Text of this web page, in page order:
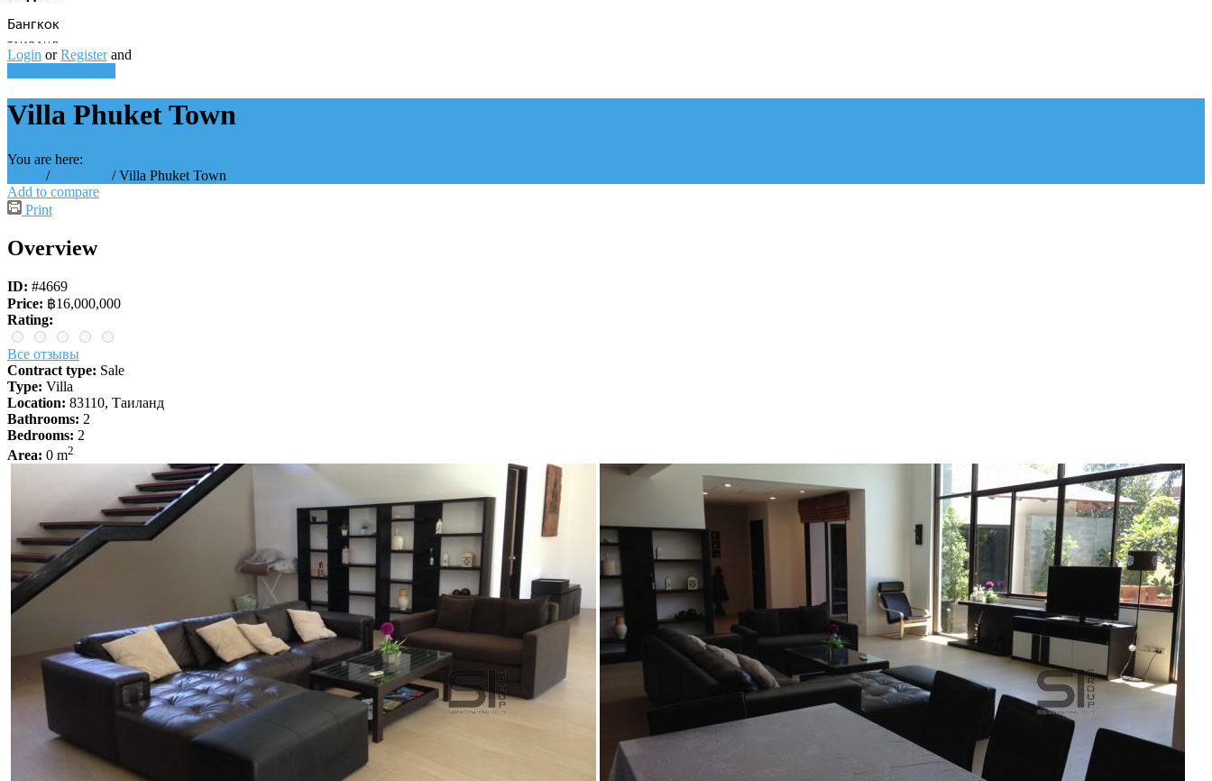
Login or Register and
Villa Phuket Town
You are here:
/ /Villa Phuket Town
Add to compare
Print
Overview
ID: #4669
Price: ฿16,000,000
Rating:
Все отзывы
Contract type: Sale
Type: Villa
Location: 83110, Таиланд
Bathrooms: 2
Bedrooms: 2
Area: 0 m2